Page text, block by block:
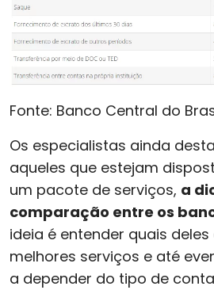
Fonte: Banco Central do
Os especialistas ainda
aqueles que estejam
um pacote de serviços, a
comparação entre os
ideia é entender quais
melhores serviços e até
a depender do tipo de